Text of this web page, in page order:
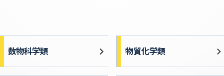
数物科学類 物質化学類